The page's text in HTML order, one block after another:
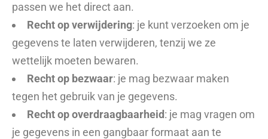
passen we het direct aan.
Recht op verwijdering: je kunt verzoeken om je
gegevens te laten verwijderen, tenzij we ze
wettelijk moeten bewaren.
Recht op bezwaar: je mag bezwaar maken
tegen het gebruik van je gegevens.
Recht op overdraagbaarheid: je mag vragen om
je gegevens in een gangbaar formaat aan te